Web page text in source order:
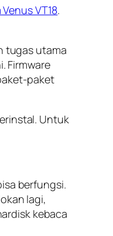
VT18.
tugas utama
Firmware
paket
Untuk
berfungsi.
lagi,
kebaca